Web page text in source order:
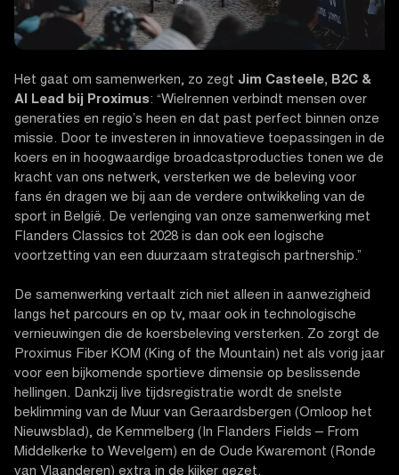
Het gaat om samenwerken, zo zegt Jim Casteele, B2C &
AI Lead bij Proximus: “Wielrennen verbindt mensen over
generaties en regio’s heen en dat past perfect binnen onze
missie. Door te investeren in innovatieve toepassingen in de
koers en in hoogwaardige broadcastproducties tonen we de
kracht van ons netwerk, versterken we de beleving voor
fans én dragen we bij aan de verdere ontwikkeling van de
sport in België. De verlenging van onze samenwerking met
Flanders Classics tot 2028 is dan ook een logische
voortzetting van een duurzaam strategisch partnership.”
De samenwerking vertaalt zich niet alleen in aanwezigheid
langs het parcours en op tv, maar ook in technologische
vernieuwingen die de koersbeleving versterken. Zo zorgt de
Proximus Fiber KOM (King of the Mountain) net als vorig jaar
voor een bijkomende sportieve dimensie op beslissende
hellingen. Dankzij live tijdsregistratie wordt de snelste
beklimming van de Muur van Geraardsbergen (Omloop het
Nieuwsblad), de Kemmelberg (In Flanders Fields – From
Middelkerke to Wevelgem) en de Oude Kwaremont (Ronde
van Vlaanderen) extra in de kijker gezet.